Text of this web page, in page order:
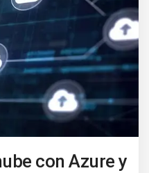
con Azure y